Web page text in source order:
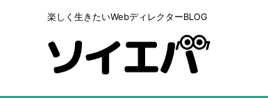
楽しく生きたいWebディレクターBLOG